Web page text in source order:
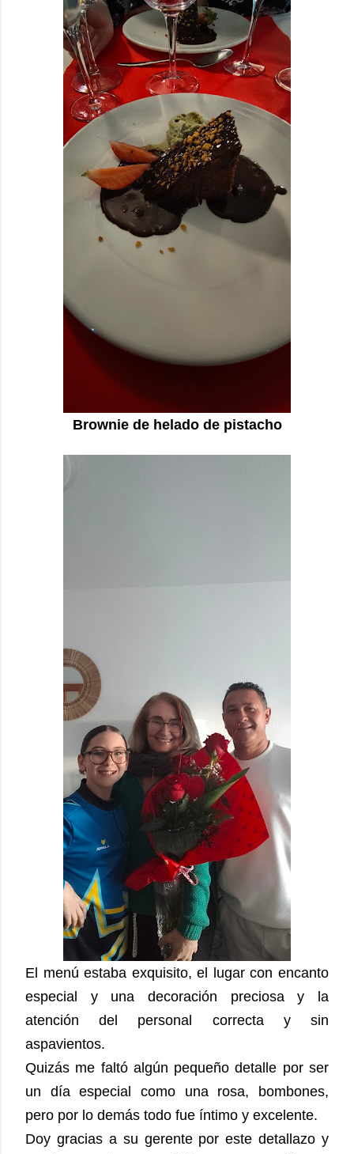
Brownie de helado de pistacho
El menú estaba exquisito, el lugar con encanto
especial y una decoración preciosa y la
atención del personal correcta y sin
aspavientos.
Quizás me faltó algún pequeño detalle por ser
un día especial como una rosa, bombones,
pero por lo demás todo fue íntimo y excelente.
Doy gracias a su gerente por este detallazo y